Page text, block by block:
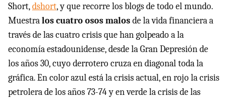
Short,dshort, y que recorre los blogs de todo el mundo.
Muestralos cuatro osos malosde la vida financiera a
través de las cuatro crisis que han golpeado a la
economía estadounidense, desde la Gran Depresión de
los años 30, cuyo derrotero cruza en diagonal toda la
gráfica. En color azul está la crisis actual, en rojo la crisis
petrolera de los años 73-74 y en verde la crisis de las